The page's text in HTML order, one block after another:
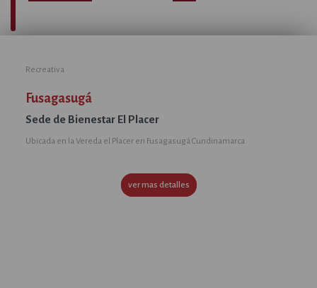
Recreativa
Fusagasugá
Sede de Bienestar El Placer
Ubicada en la Vereda el Placer en Fusagasugá Cundinamarca
ver mas detalles